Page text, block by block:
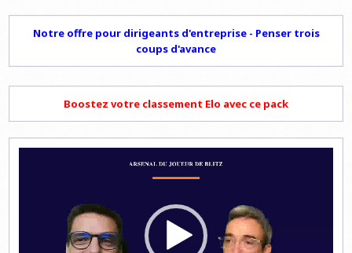
Notre offre pour dirigeants d'entreprise - Penser trois
coups d'avance
Boostez votre classement Elo avec ce pack